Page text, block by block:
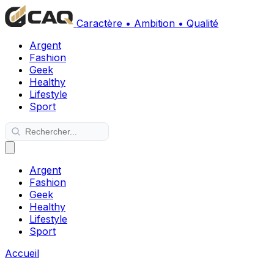
Caractère • Ambition • Qualité
Argent
Fashion
Geek
Healthy
Lifestyle
Sport
Argent
Fashion
Geek
Healthy
Lifestyle
Sport
Accueil